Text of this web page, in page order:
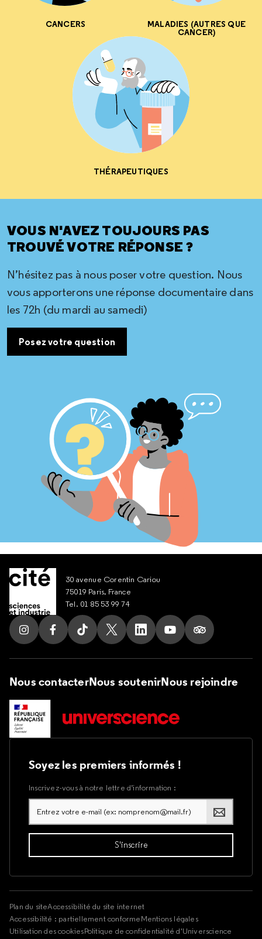
CANCERS MALADIES (AUTRES QUE
CANCER)
THÉRAPEUTIQUES
VOUS N'AVEZ TOUJOURS PAS
TROUVÉ VOTRE RÉPONSE ?
N’hésitez pas à nous poser votre question. Nous
vous apporterons une réponse documentaire dans
les 72h (du mardi au samedi)
Posez votre question
30 avenue Corentin Cariou
75019 Paris, France
Tel. 01 85 53 99 74
Suivez nous sur Instagram
Suivez nous sur Facebook
Suivez nous sur Tik Tok
Suivez nous sur X
Suivez nous sur LinkedIn
Suivez nous sur
Suivez nous
Nous contacterNous soutenirNous rejoindre
Soyez les premiers informés !
Inscrivez-vous à notre lettre d’information :
Plan du siteAccessibilité du site internet
Accessibilité : partiellement conformeMentions légales
Utilisation des cookiesPolitique de confidentialité d'Universcience